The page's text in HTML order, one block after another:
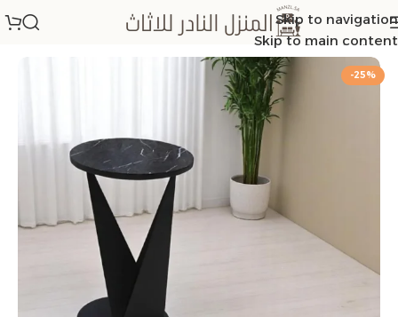
Skip to navigation
Skip to main content
الرئيسية/طاولات خدمة
-25%